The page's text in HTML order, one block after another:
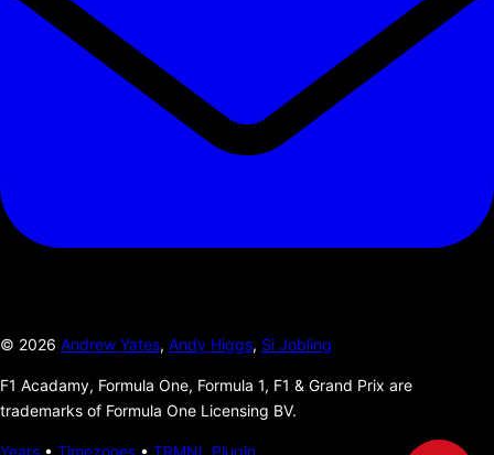
© 2026 Andrew Yates, Andy Higgs, Si Jobling
F1 Acadamy, Formula One, Formula 1, F1 & Grand Prix are
trademarks of Formula One Licensing BV.
Years • Timezones • TRMNL Plugin